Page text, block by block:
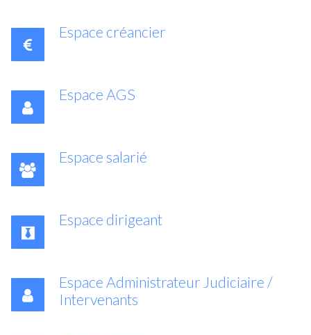
Espace créancier
Espace AGS
Espace salarié
Espace dirigeant
Espace Administrateur Judiciaire /
Intervenants